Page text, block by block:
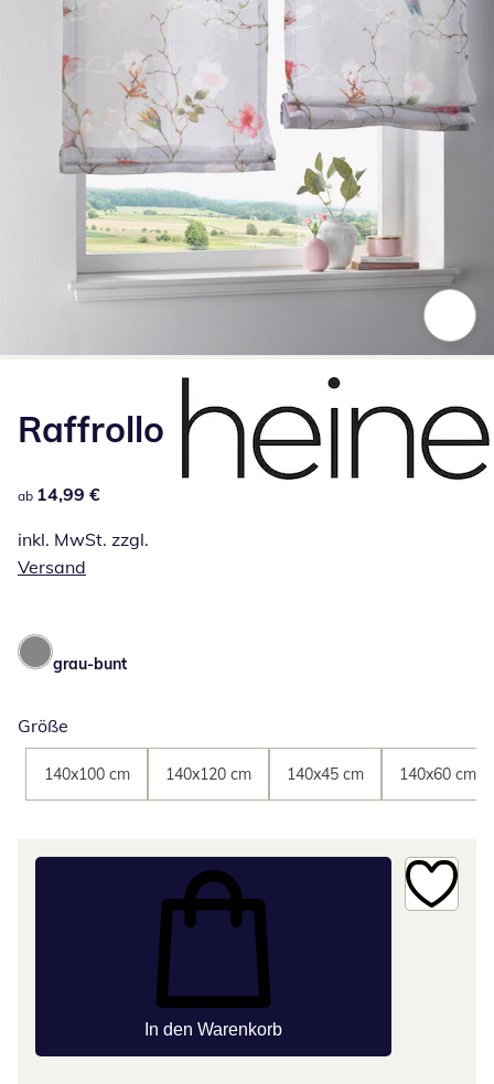
Raffrollo
14,99 €
ab 14,99 €
inkl. MwSt. zzgl.
Versand
grau-bunt
Größe
140x100 cm 140x120 cm 140x45 cm 140x60 cm
In den Warenkorb